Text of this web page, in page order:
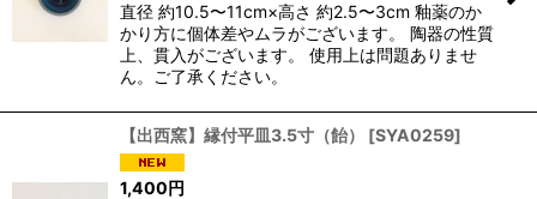
直径 約10.5〜11cm×高さ 約2.5〜3cm 釉薬のか
かり方に個体差やムラがございます。 陶器の性質
上、貫入がございます。 使用上は問題ありませ
ん。ご了承ください。
【出西窯】縁付平皿3.5寸（飴） [SYA0259]
1,400円